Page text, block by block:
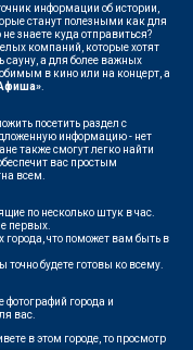
информации об истории,
станут полезными как для
не знаете куда отправиться?
компаний, которые хотят
сауну, а для более важных
в кино или на концерт, а
посетить раздел с
информацию - нет
также смогут легко найти
вас простым
всем.
по несколько штук в час.
первых.
что поможет вам быть в
будете готовы ко всему.
города и
вас.
в этом городе, то просмотр